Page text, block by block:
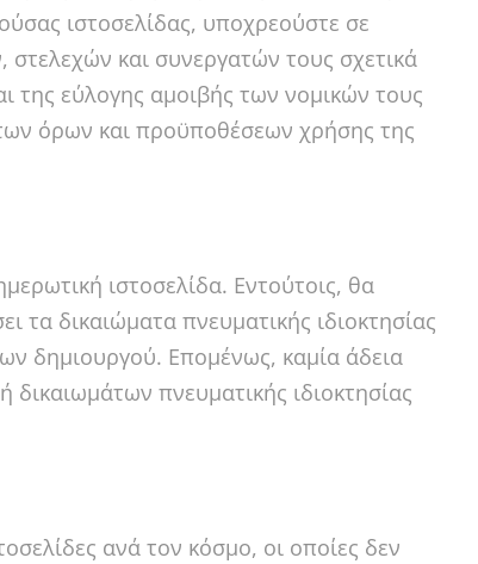
ιστοσελίδας, υποχρεούστε σε
και συνεργατών τους σχετικά
της εύλογης αμοιβής των νομικών τους
όρων και προϋποθέσεων χρήσης της
ιστοσελίδα. Εντούτοις, θα
τα δικαιώματα πνευματικής ιδιοκτησίας
δημιουργού. Επομένως, καμία άδεια
πνευματικής ιδιοκτησίας
ανά τον κόσμο, οι οποίες δεν